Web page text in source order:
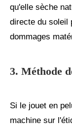
qu'elle sèche
directe du soleil
dommages
3. Méthode
Si le jouet en
machine sur